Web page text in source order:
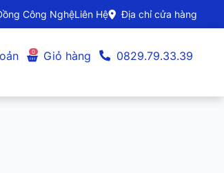
Công NghệLiên Hệ Địa chỉ cửa hàng
0 Giỏ hàng 0829.79.33.39